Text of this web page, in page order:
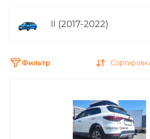
II (2017-2022)
Фильтр